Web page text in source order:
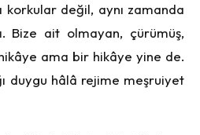
korkular değil, aynı zamanda
Bize ait olmayan, çürümüş,
hikâye ama bir hikâye yine de.
duygu hâlâ rejime meşruiyet